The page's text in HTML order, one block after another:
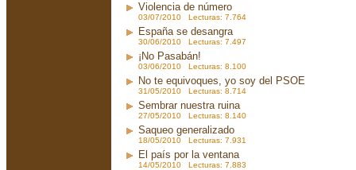
Violencia de número
03/07/2010 Lecturas: 7.764
España se desangra
30/06/2010 Lecturas: 7.497
¡No Pasabán!
03/06/2010 Lecturas: 8.100
No te equivoques, yo soy del PSOE
31/05/2010 Lecturas: 8.714
Sembrar nuestra ruina
27/05/2010 Lecturas: 8.140
Saqueo generalizado
18/05/2010 Lecturas: 7.931
El país por la ventana
14/05/2010 Lecturas: 7.883